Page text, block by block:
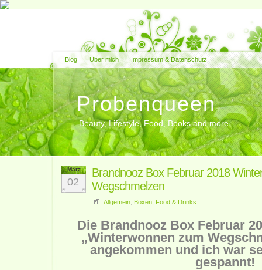
Blog Über mich Impressum & Datenschutz
Probenqueen
Beauty, Lifestyle, Food, Books and more
März
02
Brandnooz Box Februar 2018
Wegschmelzen
Allgemein Boxen Food & Drinks
Die Brandnooz Box Februar
„Winterwonnen zum
angekommen und ich war
gespannt!